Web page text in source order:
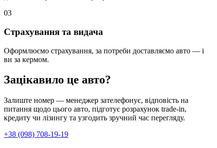
03
Страхування та видача
Оформлюємо страхування, за потреби доставляємо авто — і
ви за кермом.
Зацікавило це авто?
Залиште номер — менеджер зателефонує, відповість на
питання щодо цього авто, підготує розрахунок trade-in,
кредиту чи лізингу та узгодить зручний час перегляду.
+38 (098) 708-19-19